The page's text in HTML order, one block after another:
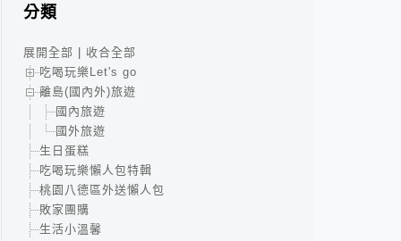
分類
展開全部
收合全部
吃喝玩樂Let's go
離島(國內外)旅遊
國內旅遊
國外旅遊
生日蛋糕
吃喝玩樂懶人包特輯
桃園八德區外送懶人包
敗家團購
生活小溫馨